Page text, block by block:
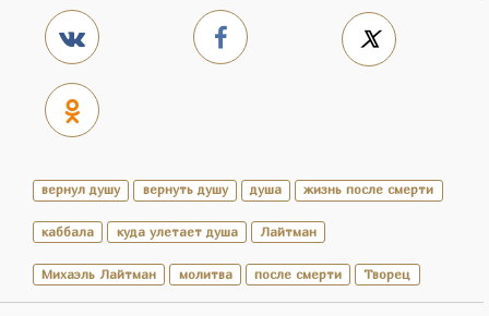
вернул душу вернуть душу душа жизнь после смерти
каббала куда улетает душа Лайтман
Михаэль Лайтман молитва после смерти Творец